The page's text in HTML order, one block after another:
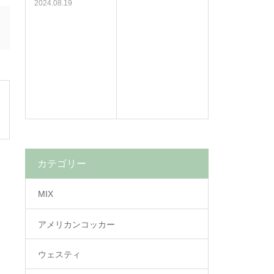
2024.08.19
カテゴリー
MIX
アメリカンコッカー
ウェスティ